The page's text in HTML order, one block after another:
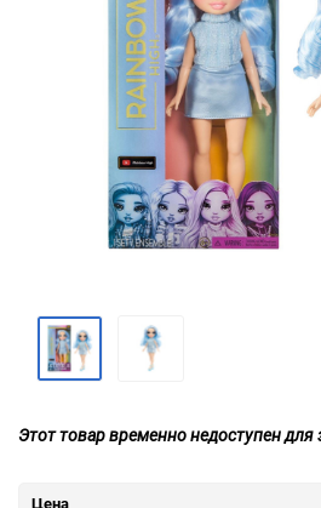
Этот товар временно недоступен для
Цена